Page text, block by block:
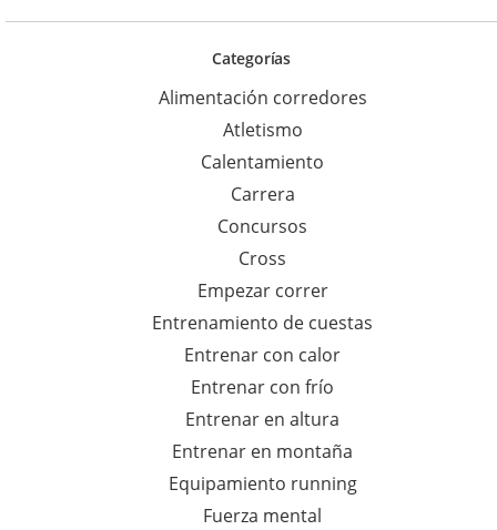
c
p
a
r
a
:
Categorías
Alimentación corredores
Atletismo
Calentamiento
Carrera
Concursos
Cross
Empezar correr
Entrenamiento de cuestas
Entrenar con calor
Entrenar con frío
Entrenar en altura
Entrenar en montaña
Equipamiento running
Fuerza mental